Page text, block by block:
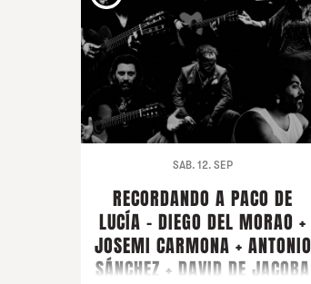
SAB. 12. SEP
RECORDANDO A PACO DE
LUCÍA - DIEGO DEL MORAO +
JOSEMI CARMONA + ANTONIO
SÁNCHEZ + DAVID DE JACOBA